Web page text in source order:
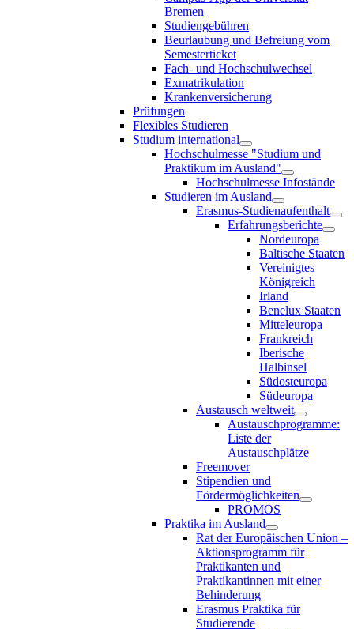
Bremen
Studiengebühren
Beurlaubung und Befreiung vom
Semesterticket
Fach- und Hochschulwechsel
Exmatrikulation
Krankenversicherung
Prüfungen
Flexibles Studieren
Studium international
Hochschulmesse "Studium und
Praktikum im Ausland"
Hochschulmesse Infostände
Studieren im Ausland
Erasmus-Studienaufenthalt
Erfahrungsberichte
Nordeuropa
Baltische Staaten
Vereinigtes
Königreich
Irland
Benelux Staaten
Mitteleuropa
Frankreich
Iberische
Halbinsel
Südosteuropa
Südeuropa
Austausch weltweit
Austauschprogramme:
Liste der
Austauschplätze
Freemover
Stipendien und
Fördermöglichkeiten
PROMOS
Praktika im Ausland
Rat der Europäischen Union –
Aktionsprogramm für
Praktikanten und
Praktikantinnen mit einer
Behinderung
Erasmus Praktika für
Studierende